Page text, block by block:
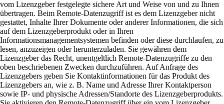
vom Lizenzgeber festgelegte sichere Art und Weise von und zu Ihnen
übertragen. Beim Remote-Datenzugriff ist es dem Lizenzgeber nicht
gestattet, Inhalte Ihrer Dokumente oder anderer Informationen, die sich
auf dem Lizenzgeberprodukt oder in Ihren
Informationsmanagementsystemen befinden oder diese durchlaufen, zu
lesen, anzuzeigen oder herunterzuladen. Sie gewähren dem
Lizenzgeber das Recht, unentgeltlich Remote-Datenzugriffe zu den
oben beschriebenen Zwecken durchzuführen. Auf Anfrage des
Lizenzgebers geben Sie Kontaktinformationen für das Produkt des
Lizenzgebers an, wie z. B. Name und Adresse Ihrer Kontaktperson
sowie IP- und physische Adressen/Standorte des Lizenzgeberprodukts.